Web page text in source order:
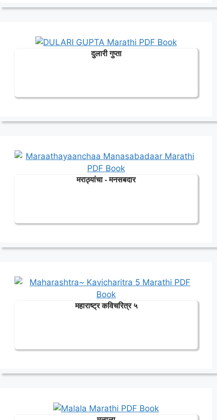
दुलारी गुप्ता
मराठ्यांचा - मनसबदार
महाराष्ट्र कविचरित्र ५